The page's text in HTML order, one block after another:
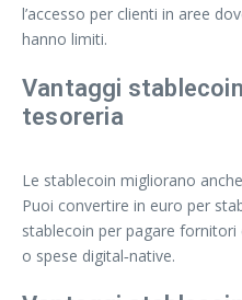
l’accesso per clienti in aree
hanno limiti.
Vantaggi
tesoreria
Le stablecoin migliorano
Puoi convertire in euro per
stablecoin per pagare
o spese digital‑native.